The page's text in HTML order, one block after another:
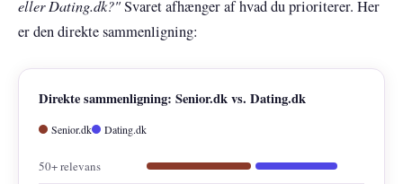
eller Dating.dk?"Svaret afhænger af hvad du prioriterer. Her
er den direkte sammenligning:
Direkte sammenligning: Senior.dk vs. Dating.dk
Senior.dk Dating.dk
50+ relevans